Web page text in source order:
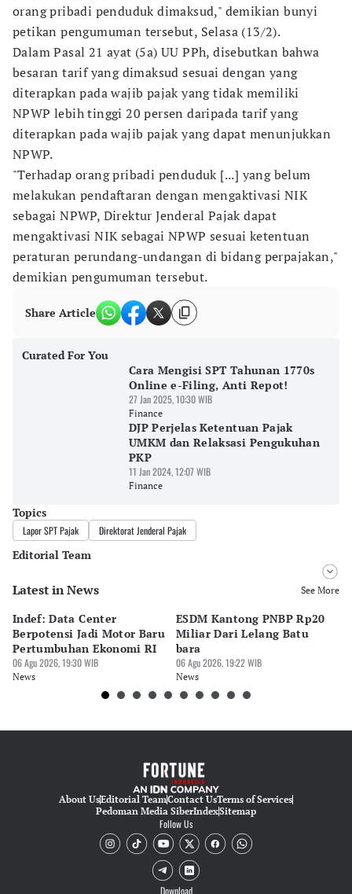
orang pribadi penduduk dimaksud," demikian bunyi
petikan pengumuman tersebut, Selasa (13/2).
Dalam Pasal 21 ayat (5a) UU PPh, disebutkan bahwa
besaran tarif yang dimaksud sesuai dengan yang
diterapkan pada wajib pajak yang tidak memiliki
NPWP lebih tinggi 20 persen daripada tarif yang
diterapkan pada wajib pajak yang dapat menunjukkan
NPWP.
"Terhadap orang pribadi penduduk [...] yang belum
melakukan pendaftaran dengan mengaktivasi NIK
sebagai NPWP, Direktur Jenderal Pajak dapat
mengaktivasi NIK sebagai NPWP sesuai ketentuan
peraturan perundang-undangan di bidang perpajakan,"
demikian pengumuman tersebut.
Share Article
Curated For You
Cara Mengisi SPT Tahunan 1770s
Online e-Filing, Anti Repot!
27 Jan 2025, 10:30 WIB
Finance
DJP Perjelas Ketentuan Pajak
UMKM dan Relaksasi Pengukuhan
PKP
11 Jan 2024, 12:07 WIB
Finance
Topics
Lapor SPT Pajak Direktorat Jenderal Pajak
Editorial Team
Editor
Editor
Hendra Friana
Latest in News See More
Indef: Data Center
Berpotensi Jadi Motor Baru
Pertumbuhan Ekonomi RI
06 Agu 2026, 19:30 WIB
News
ESDM Kantong PNBP Rp20
Miliar Dari Lelang Batu
bara
06 Agu 2026, 19:22 WIB
News
About UsEditorial TeamContact UsTerms of Services
Pedoman Media SiberIndexSitemap
Follow Us
Download